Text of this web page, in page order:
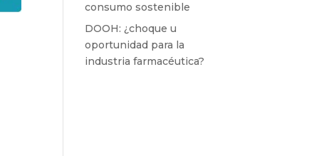
consumo sostenible
DOOH: ¿choque u
oportunidad para la
industria farmacéutica?